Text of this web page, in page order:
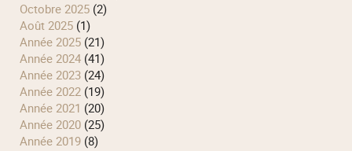
octobre 2025(2)
août 2025(1)
année 2025(21)
année 2024(41)
année 2023(24)
année 2022(19)
année 2021 (20)
année 2020(25)
année 2019(8)